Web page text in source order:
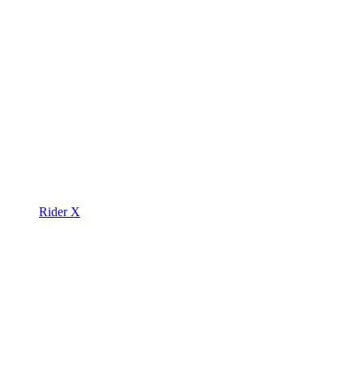
Rider X